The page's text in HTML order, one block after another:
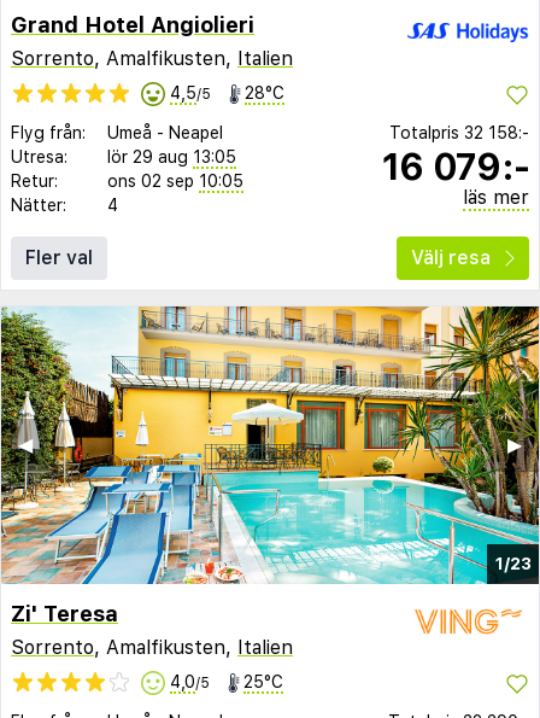
Grand Hotel Angiolieri
Sorrento, Amalfikusten, Italien
4,5/5 28°C
Flyg från: Umeå - Neapel
Utresa:
lör 29 aug 13:05
Retur:
ons 02 sep 10:05
Nätter:
4
Totalpris 32 158:-
16 079:-
läs mer
Fler val Välj resa
1/23
▶︎
◀︎
Zi' Teresa
Sorrento, Amalfikusten, Italien
4,0/5 25°C